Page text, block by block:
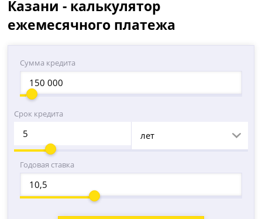
Казани - калькулятор
ежемесячного платежа
Сумма кредита
Срок кредита
лет
Годовая ставка